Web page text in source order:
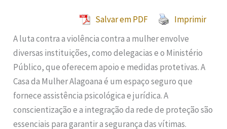
Salvar em PDF
Imprimir
A luta contra a violência contra a mulher envolve
diversas instituições, como delegacias e o Ministério
Público, que oferecem apoio e medidas protetivas. A
Casa da Mulher Alagoana é um espaço seguro que
fornece assistência psicológica e jurídica. A
conscientização e a integração da rede de proteção são
essenciais para garantir a segurança das vítimas.